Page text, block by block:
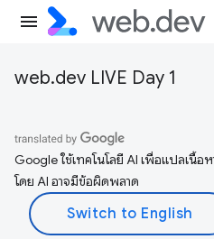
web.dev LIVE Day 1
Google ใช้เทคโนโลยี AI เพื่อแปลเนื้
โดย AI อาจมีข้อผิดพลาด